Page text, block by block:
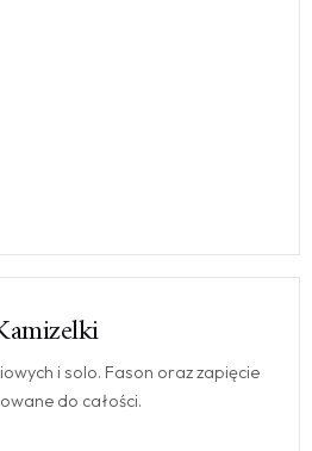
i solo. Fason oraz zapięcie
do całości.